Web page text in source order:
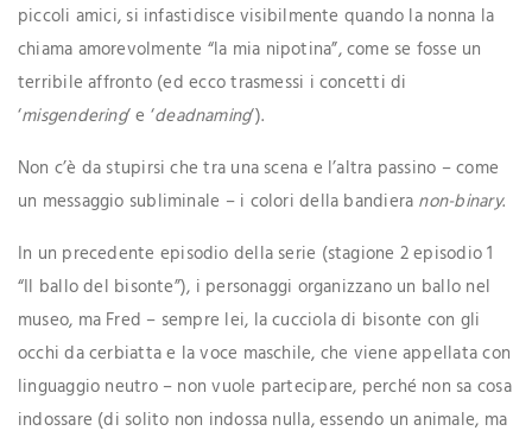
piccoli amici, si infastidisce visibilmente quando la nonna la
chiama amorevolmente “la mia nipotina”, come se fosse un
terribile affronto (ed ecco trasmessi i concetti di
‘misgendering‘ e ‘deadnaming‘).
Non c’è da stupirsi che tra una scena e l’altra passino – come
un messaggio subliminale – i colori della bandiera non-binary.
In un precedente episodio della serie (stagione 2 episodio 1
“Il ballo del bisonte”), i personaggi organizzano un ballo nel
museo, ma Fred – sempre lei, la cucciola di bisonte con gli
occhi da cerbiatta e la voce maschile, che viene appellata con
linguaggio neutro – non vuole partecipare, perché non sa cosa
indossare (di solito non indossa nulla, essendo un animale, ma